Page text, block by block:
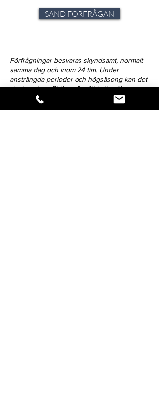
SÄND FÖRFRÅGAN
Förfrågningar besvaras skyndsamt, normalt
samma dag och inom 24 tim. Under
ansträngda perioder och högsäsong kan det
dock variera. Strävan är alltid att avlämna svar
inom 72-timmar.